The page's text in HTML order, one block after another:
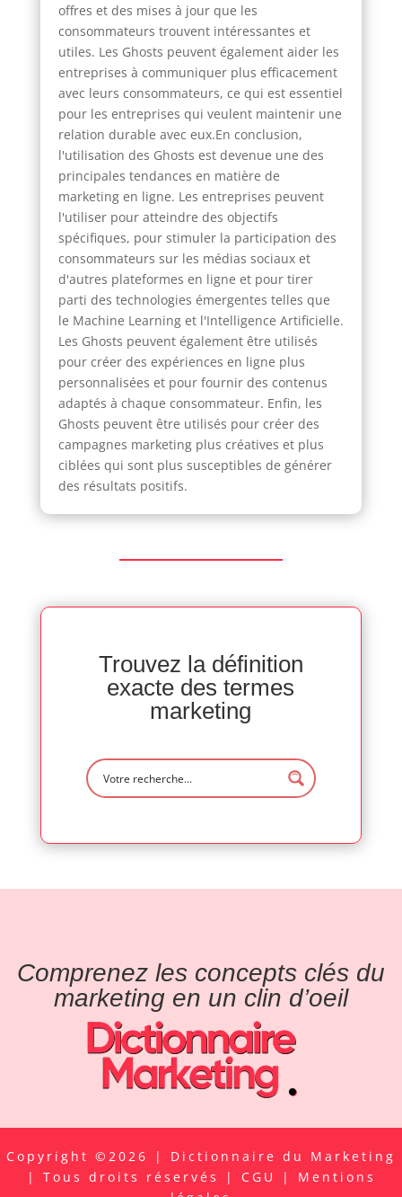
offres et des mises à jour que les
consommateurs trouvent intéressantes et
utiles. Les Ghosts peuvent également aider les
entreprises à communiquer plus efficacement
avec leurs consommateurs, ce qui est essentiel
pour les entreprises qui veulent maintenir une
relation durable avec eux.En conclusion,
l'utilisation des Ghosts est devenue une des
principales tendances en matière de
marketing en ligne. Les entreprises peuvent
l'utiliser pour atteindre des objectifs
spécifiques, pour stimuler la participation des
consommateurs sur les médias sociaux et
d'autres plateformes en ligne et pour tirer
parti des technologies émergentes telles que
le Machine Learning et l'Intelligence Artificielle.
Les Ghosts peuvent également être utilisés
pour créer des expériences en ligne plus
personnalisées et pour fournir des contenus
adaptés à chaque consommateur. Enfin, les
Ghosts peuvent être utilisés pour créer des
campagnes marketing plus créatives et plus
ciblées qui sont plus susceptibles de générer
des résultats positifs.
Trouvez la définition
exacte des termes
marketing
Comprenez les concepts clés du
marketing en un clin d’oeil
Copyright ©2026 | Dictionnaire du Marketing
| Tous droits réservés | CGU | Mentions